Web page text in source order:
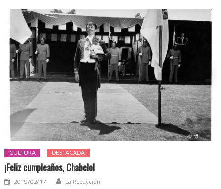
CULTURA DESTACADA
¡Feliz cumpleaños, Chabelo!
2019/02/17 La Redacción